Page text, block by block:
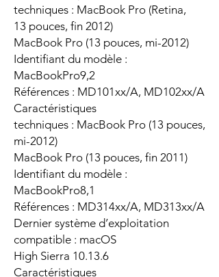
techniques : MacBook Pro (Retina,
13 pouces, fin 2012)
MacBook Pro (13 pouces, mi-2012)
Identifiant du modèle :
MacBookPro9,2
Références : MD101xx/A, MD102xx/A
Caractéristiques
techniques : MacBook Pro (13 pouces,
mi-2012)
MacBook Pro (13 pouces, fin 2011)
Identifiant du modèle :
MacBookPro8,1
Références : MD314xx/A, MD313xx/A
Dernier système d’exploitation
compatible : macOS
High Sierra 10.13.6
Caractéristiques